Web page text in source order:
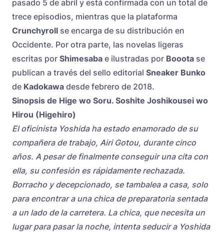
pasado 5 de abril y está confirmada con un total de
trece episodios, mientras que la plataforma
Crunchyroll se encarga de su distribución en
Occidente. Por otra parte, las novelas ligeras
escritas por Shimesaba e ilustradas por Booota se
publican a través del sello editorial Sneaker Bunko
de Kadokawa desde febrero de 2018.
Sinopsis de Hige wo Soru. Soshite Joshikousei wo
Hirou (Higehiro)
El oficinista Yoshida ha estado enamorado de su
compañera de trabajo, Airi Gotou, durante cinco
años. A pesar de finalmente conseguir una cita con
ella, su confesión es rápidamente rechazada.
Borracho y decepcionado, se tambalea a casa, solo
para encontrar a una chica de preparatoria sentada
a un lado de la carretera. La chica, que necesita un
lugar para pasar la noche, intenta seducir a Yoshida